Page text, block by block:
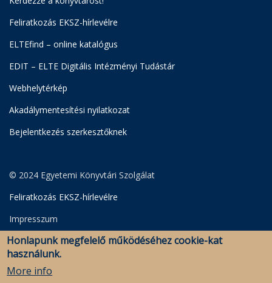
Feliratkozás EKSZ-hírlevélre
ELTEfind – online katalógus
EDIT – ELTE Digitális Intézményi Tudástár
Webhelytérkép
Akadálymentesítési nyilatkozat
Bejelentkezés szerkesztőknek
© 2024 Egyetemi Könyvtári Szolgálat
Feliratkozás EKSZ-hírlevélre
Impresszum
Adatkezelési Szabályzat
Honlapunk megfelelő működéséhez cookie-kat
használunk.
More info